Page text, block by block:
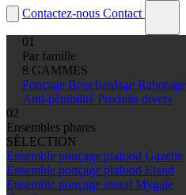
Contactez-nous Contact
01
Par famille
8 GAMMES
Ponçage Bouchardage Rabotage
Anti-pénibilité Produits divers
02
Ensembles phares
SÉLECTION
Ensemble ponçage plafond Gazelle
Ensemble ponçage plafond Eland
Ensemble ponçage mural Mygale